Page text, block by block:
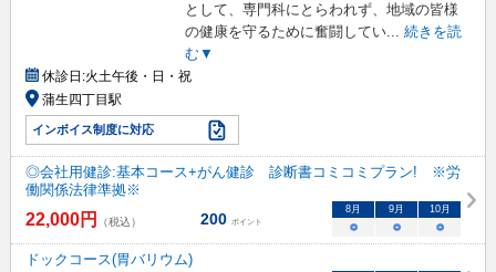
として、専門科にとらわれず、地域の皆様
の健康を守るために奮闘してい... 続きを読
む▼
休診日:火土午後・日・祝
蒲生四丁目駅
インボイス制度に対応
◎会社用健診:基本コース+がん健診 診断書コミコミプラン! ※労
働関係法律準拠※
22,000円 （税込） 200 ポイント
8月 9月 10月
○ ○ ○
ドックコース(胃バリウム)